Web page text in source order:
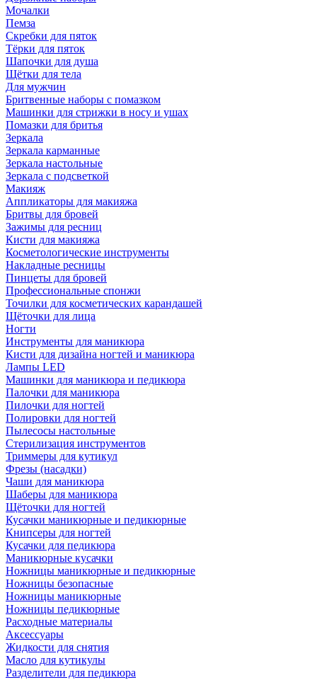
Мочалки
Пемза
Скребки для пяток
Тёрки для пяток
Шапочки для душа
Щётки для тела
Для мужчин
Бритвенные наборы с помазком
Машинки для стрижки в носу и ушах
Помазки для бритья
Зеркала
Зеркала карманные
Зеркала настольные
Зеркала с подсветкой
Макияж
Аппликаторы для макияжа
Бритвы для бровей
Зажимы для ресниц
Кисти для макияжа
Косметологические инструменты
Накладные ресницы
Пинцеты для бровей
Профессиональные спонжи
Точилки для косметических карандашей
Щёточки для лица
Ногти
Инструменты для маникюра
Кисти для дизайна ногтей и маникюра
Лампы LED
Машинки для маникюра и педикюра
Палочки для маникюра
Пилочки для ногтей
Полировки для ногтей
Пылесосы настольные
Стерилизация инструментов
Триммеры для кутикул
Фрезы (насадки)
Чаши для маникюра
Шаберы для маникюра
Щёточки для ногтей
Кусачки маникюрные и педикюрные
Книпсеры для ногтей
Кусачки для педикюра
Маникюрные кусачки
Ножницы маникюрные и педикюрные
Ножницы безопасные
Ножницы маникюрные
Ножницы педикюрные
Расходные материалы
Аксессуары
Жидкости для снятия
Масло для кутикулы
Разделители для педикюра